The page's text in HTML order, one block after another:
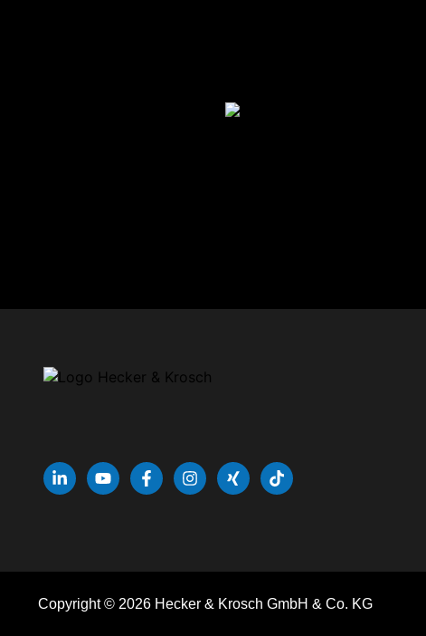
Copyright © 2026 Hecker & Krosch GmbH & Co. KG